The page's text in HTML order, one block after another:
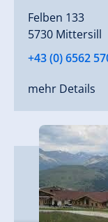
Felben 133
5730 Mittersill
+43 (0) 6562
mehr Details